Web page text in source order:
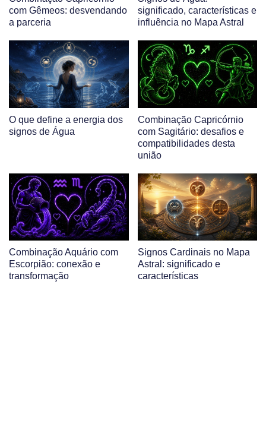
com Gêmeos: desvendando
a parceria
significado, características e
influência no Mapa Astral
O que define a energia dos
signos de Água
Combinação Capricórnio
com Sagitário: desafios e
compatibilidades desta
união
Combinação Aquário com
Escorpião: conexão e
transformação
Signos Cardinais no Mapa
Astral: significado e
características